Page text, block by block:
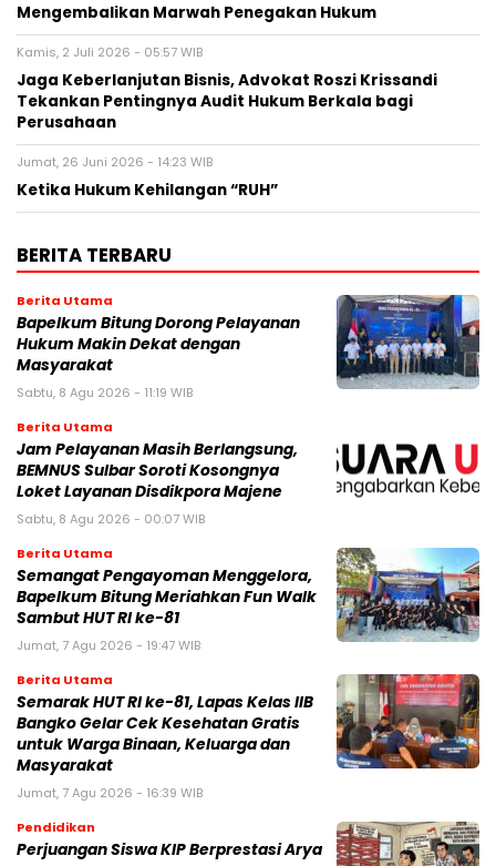
Mengembalikan Marwah Penegakan Hukum
Kamis, 2 Juli 2026 - 05:57 WIB
Jaga Keberlanjutan Bisnis, Advokat Roszi Krissandi
Tekankan Pentingnya Audit Hukum Berkala bagi
Perusahaan
Jumat, 26 Juni 2026 - 14:23 WIB
Ketika Hukum Kehilangan “RUH”
BERITA TERBARU
Berita Utama
Bapelkum Bitung Dorong Pelayanan
Hukum Makin Dekat dengan
Masyarakat
Sabtu, 8 Agu 2026 - 11:19 WIB
Berita Utama
Jam Pelayanan Masih Berlangsung,
BEMNUS Sulbar Soroti Kosongnya
Loket Layanan Disdikpora Majene
Sabtu, 8 Agu 2026 - 00:07 WIB
Berita Utama
Semangat Pengayoman Menggelora,
Bapelkum Bitung Meriahkan Fun Walk
Sambut HUT RI ke-81
Jumat, 7 Agu 2026 - 19:47 WIB
Berita Utama
Semarak HUT RI ke-81, Lapas Kelas IIB
Bangko Gelar Cek Kesehatan Gratis
untuk Warga Binaan, Keluarga dan
Masyarakat
Jumat, 7 Agu 2026 - 16:39 WIB
Pendidikan
Perjuangan Siswa KIP Berprestasi Arya